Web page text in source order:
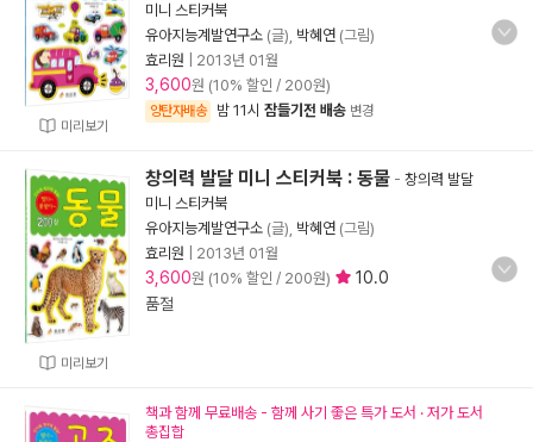
미리보기
미니 스티커북
유아지능계발연구소 (글), 박혜연 (그림)
효리원
2013년 01월
3,600원 (10% 할인 / 200원)
양탄자배송 밤 11시 잠들기전 배송 변경
미리보기
창의력 발달 미니 스티커북 : 동물 - 창의력 발달
미니 스티커북
유아지능계발연구소 (글), 박혜연 (그림)
효리원
2013년 01월
3,600원 (10% 할인 / 200원)
10.0
품절
책과 함께 무료배송 - 함께 사기 좋은 특가 도서 · 저가 도서
총집합